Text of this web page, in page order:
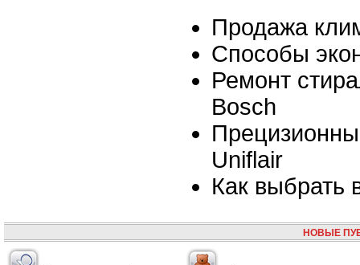
Продажа
Способы
Ремонт
Bosch
Uniflair
Как выбрать
НОВЫЕ